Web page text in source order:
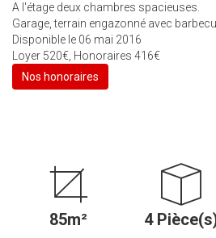
A l'étage deux chambres spacieuses.
Garage, terrain engazonné avec
Disponible le 06 mai 2016
Loyer 520€, Honoraires 416€
Nos honoraires
85m² 4